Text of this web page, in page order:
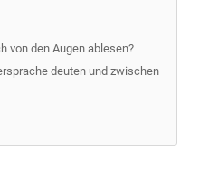
von den Augen ablesen?
deuten und zwischen